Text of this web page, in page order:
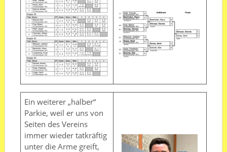
Ein weiterer „halber“
Parkie, weil er uns von
Seiten des Vereins
immer wieder tatkräftig
unter die Arme greift,